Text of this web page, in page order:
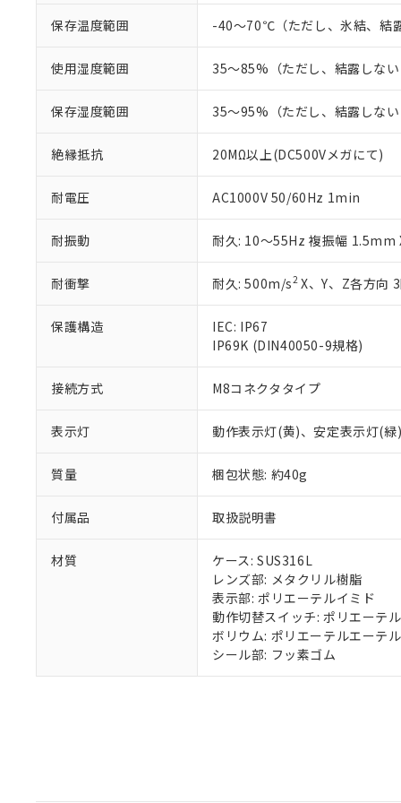
保存温度範囲 -40～70℃（ただし、氷結、結
使用湿度範囲 35～85%（ただし、結露しない
保存湿度範囲 35～95%（ただし、結露しない
絶縁抵抗 20MΩ以上(DC500Vメガにて)
耐電圧 AC1000V 50/60Hz 1min
耐振動 耐久: 10～55Hz 複振幅 1.5mm
耐衝撃 耐久: 500m/s2X、Y、Z各方向
保護構造
IEC: IP67
IP69K (DIN40050-9規格)
接続方式 M8コネクタタイプ
表示灯 動作表示灯(黄)、安定表示灯(緑)
質量 梱包状態: 約40g
付属品 取扱説明書
材質
ケース: SUS316L
レンズ部: メタクリル樹脂
表示部: ポリエーテルイミド
動作切替スイッチ: ポリエーテ
ボリウム: ポリエーテルエーテ
シール部: フッ素ゴム
くものです。
当社制御機
在庫状況お
のであり、
い。
正式な納期
当社販売員
オムロン制
在庫状況お
マイパーツ
ている必要
お客様が当
が、当社の
さい。
六価クロム(Cr(Ⅵ))
ル（DBP） 1000ppm
但し、RoHS指令で産業
フタル酸エステル類の
※2 対応予定月
部品在庫の切り
※3 非含有証明
下記の非含有証明
51物質の非含有証
※本証明書は発行
混在することから
既に当社にて対応
り割愛しております
「－」：未確認で
*中国RoHS10物質の基
Pb(鉛) :1000ppm、
Cr(Ⅵ)(六価クロム) :
DBP(フタル酸ジブチル
※2 環境保護使用
「ｅ」：有害物質
「－」：未確認で
う）を輸出
などの必要な
ます。
当社は貴社
置等に一切使
当社は、貴
また当社は
たしません。
記
号
説明
○ 一定数
△ 一定数
－
在庫な
機器販
空
受注生